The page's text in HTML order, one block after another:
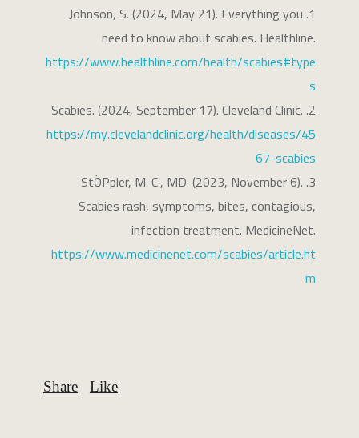
Johnson, S. (2024, May 21). Everything you
need to know about scabies. Healthline.
https://www.healthline.com/health/scabies#type
s
Scabies. (2024, September 17). Cleveland Clinic.
https://my.clevelandclinic.org/health/diseases/45
67-scabies
StÖPpler, M. C., MD. (2023, November 6).
Scabies rash, symptoms, bites, contagious,
infection treatment. MedicineNet.
https://www.medicinenet.com/scabies/article.ht
m